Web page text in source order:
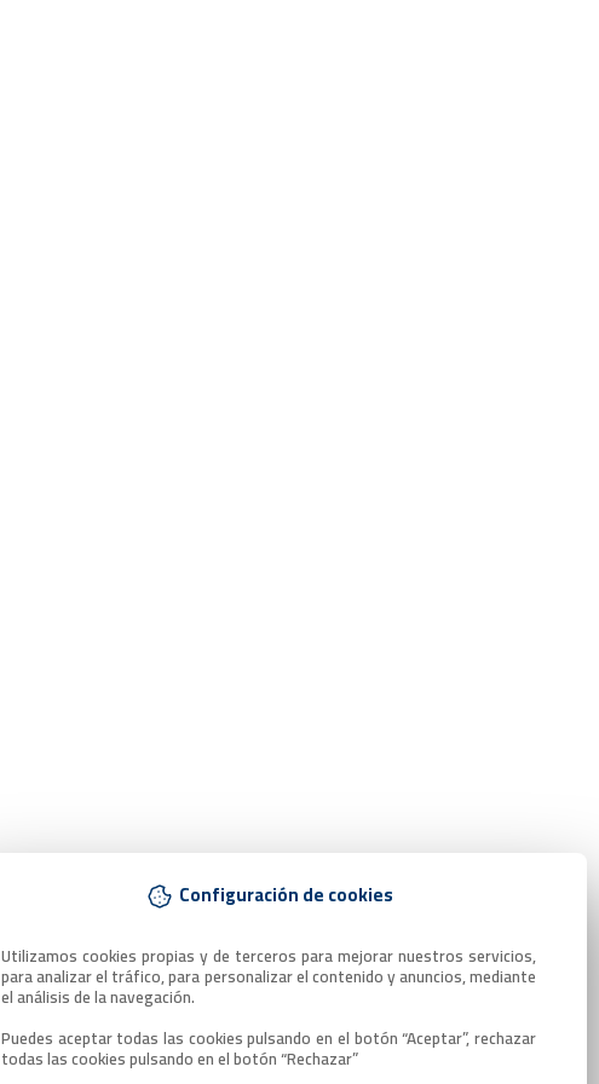
Configuración de cookies
Utilizamos cookies propias y de terceros para mejorar nuestros servicios,
para analizar el tráfico, para personalizar el contenido y anuncios, mediante
el análisis de la navegación.
Puedes aceptar todas las cookies pulsando en el botón “Aceptar”, rechazar
todas las cookies pulsando en el botón “Rechazar”